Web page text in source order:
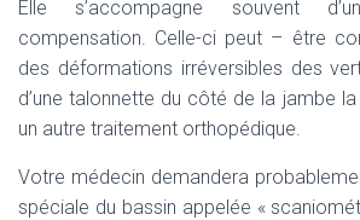
Elle s’accompagne souvent
compensation. Celle-ci peut – être
des déformations irréversibles des
d’une talonnette du côté de la jambe
un autre traitement orthopédique.
Votre médecin demandera
spéciale du bassin appelée «